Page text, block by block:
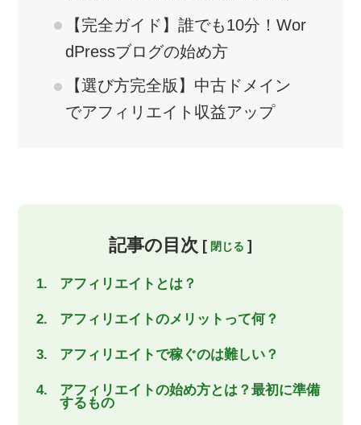
【完全ガイド】誰でも10分！Wor
dPressブログの始め方
【選び方完全版】中古ドメイン
でアフィリエイト収益アップ
記事の目次 [ ]
アフィリエイトとは？
アフィリエイトのメリットって何？
アフィリエイトで稼ぐのは難しい？
アフィリエイトの始め方とは？最初に準備
するもの